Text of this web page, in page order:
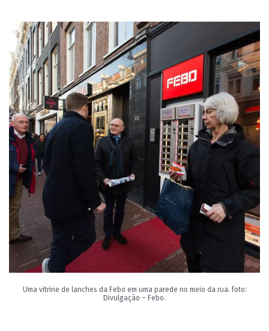
Uma vitrine de lanches da Febo em uma parede no meio da rua. foto:
Divulgação – Febo.